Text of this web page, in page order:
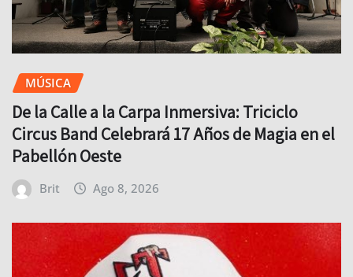
MÚSICA
De la Calle a la Carpa Inmersiva: Triciclo
Circus Band Celebrará 17 Años de Magia en el
Pabellón Oeste
Brit Ago 8, 2026